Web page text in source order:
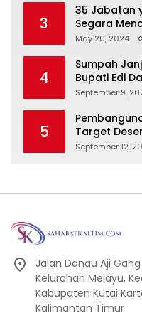
3
35 Jabatan
Segara
May 20, 2024
4
Sumpah
Bupati Edi
Tanggung
September 9,
5
Target
September 12,
Jalan Danau Aji Gang
Kelurahan Melayu,
Kabupaten Kutai
Kalimantan Timur